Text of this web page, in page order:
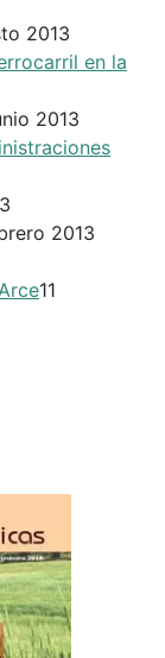
2013
en la
2013
2013
11